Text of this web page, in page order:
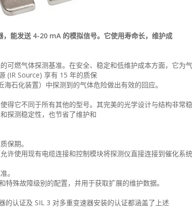
能发送 4-20 mA 的模拟信号。它使用寿命长，维护成
燃气体探测基准。在安全、稳定和低维护成本方面，它为气
(IR Source) 享有 15 年的质保
石化装置）中探测到的气体危险做出有效的回应。
得它不同于所有其他的型号。其完美的光学设计与结构非常
探测稳定性，也节省了维护和
保期。
许使用现有电缆连接和控制模块将探测仪直接连接到催化系统
。
特殊故障级别的配置，并用于获取扩展的维护数据。
的认证及 SIL 3 对多重变速器安装的认证都涵盖了上述